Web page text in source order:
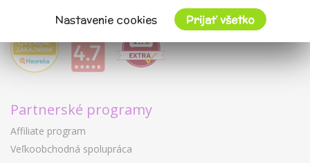
Partnerské programy
Affiliate program
Veľkoobchodná spolupráca
Nastavenie cookies Prijať všetko